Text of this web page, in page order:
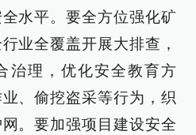
水平。要全方位强化矿
业全覆盖开展大排查，
治理，优化安全教育方
、偷挖盗采等行为，织
。要加强项目建设安全